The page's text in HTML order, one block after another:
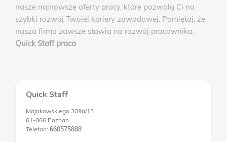
nasze najnowsze oferty pracy, które pozwolą Ci na
szybki rozwój Twojej kariery zawodowej. Pamiętaj, że
nasza firma zawsze stawia na rozwój pracownika.
Quick Staff praca
Quick Staff
Majakowskiego 309a/13
61-066 Poznan
Telefon: 660575888